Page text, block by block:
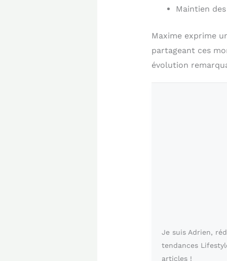
Maintien
Maxime exprime
partageant ces
évolution
Je suis Adrien,
tendances
articles !